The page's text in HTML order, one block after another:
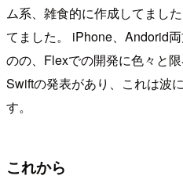
ム系、雑食的に作成してまし
てました。 iPhone、Andorid
のの、Flexでの開発に色々と限
Swiftの発表があり、これは波
す。
これから